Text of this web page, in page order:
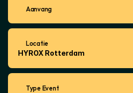
Aanvang
Locatie
HYROX Rotterdam
Type Event